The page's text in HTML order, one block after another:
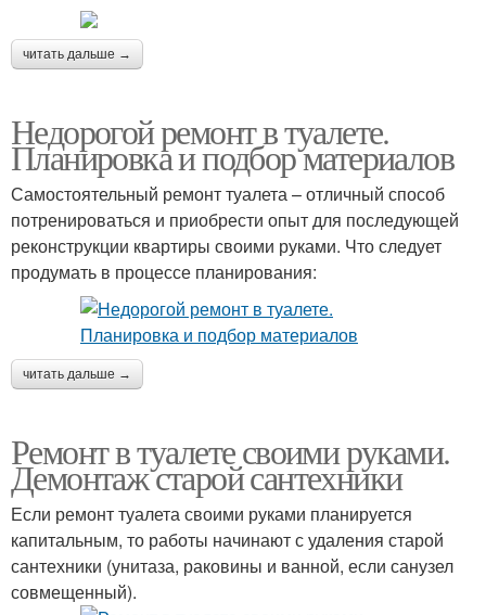
читать дальше →
Недорогой ремонт в туалете.
Планировка и подбор материалов
Самостоятельный ремонт туалета – отличный способ
потренироваться и приобрести опыт для последующей
реконструкции квартиры своими руками. Что следует
продумать в процессе планирования:
читать дальше →
Ремонт в туалете своими руками.
Демонтаж старой сантехники
Если ремонт туалета своими руками планируется
капитальным, то работы начинают с удаления старой
сантехники (унитаза, раковины и ванной, если санузел
совмещенный).